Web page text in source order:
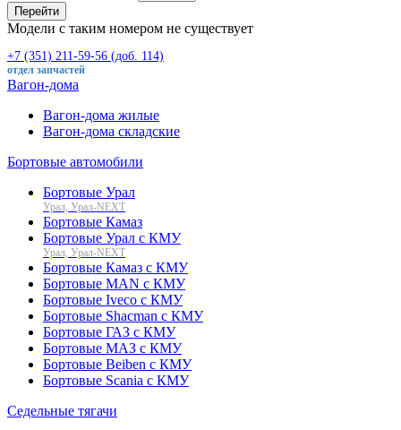
Перейти
Модели с таким номером не существует
+7 (351) 211-59-56 (доб. 114)
отдел запчастей
Вагон-дома
Вагон-дома жилые
Вагон-дома складские
Бортовые автомобили
Бортовые Урал
Урал, Урал-NEXT
Бортовые Камаз
Бортовые Урал с КМУ
Урал, Урал-NEXT
Бортовые Камаз с КМУ
Бортовые MAN с КМУ
Бортовые Iveco с КМУ
Бортовые Shacman с КМУ
Бортовые ГАЗ с КМУ
Бортовые МАЗ с КМУ
Бортовые Beiben с КМУ
Бортовые Scania с КМУ
Седельные тягачи